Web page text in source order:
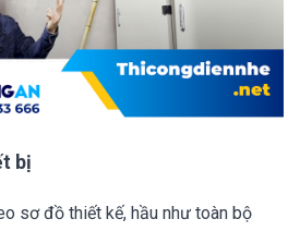
bị
sơ đồ thiết kế, hầu như toàn bộ